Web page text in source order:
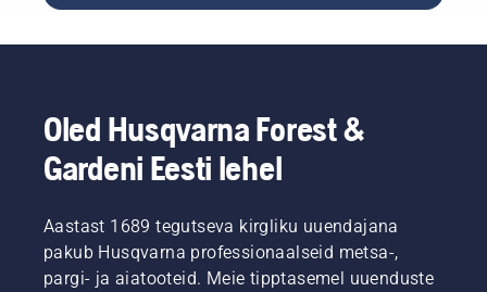
Google'i
sisaldab
mõningaid
nõuandeid
seadmiseks.
Oled Husqvarna Forest &
Gardeni Eesti lehel
Aastast 1689 tegutseva kirgliku uuendajana
pakub Husqvarna professionaalseid metsa-,
pargi- ja aiatooteid. Meie tipptasemel uuenduste